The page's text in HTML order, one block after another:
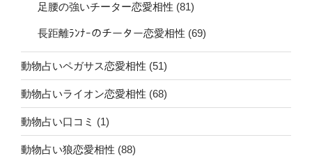
足腰の強いチーター恋愛相性 (81)
長距離ﾗﾝﾅｰのチーター恋愛相性 (69)
動物占いペガサス恋愛相性 (51)
動物占いライオン恋愛相性 (68)
動物占い口コミ (1)
動物占い狼恋愛相性 (88)